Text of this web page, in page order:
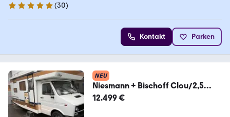
5 Sterne
(30)
Kontakt Parken
NEU
Niesmann + Bischoff Clou/2,5
TD/Iveco/Magirus/Stockbett/6xS
12.499 €